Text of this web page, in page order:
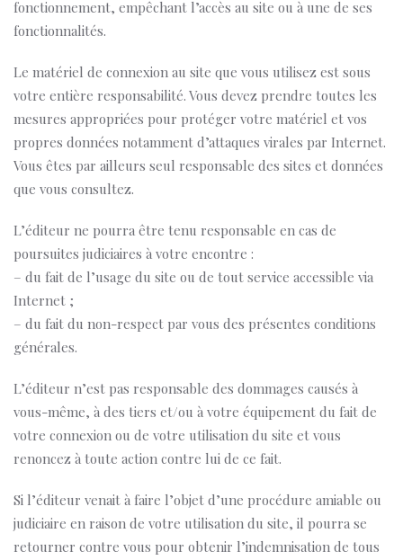
fonctionnement, empêchant l’accès au site ou à une de ses
fonctionnalités.
Le matériel de connexion au site que vous utilisez est sous
votre entière responsabilité. Vous devez prendre toutes les
mesures appropriées pour protéger votre matériel et vos
propres données notamment d’attaques virales par Internet.
Vous êtes par ailleurs seul responsable des sites et données
que vous consultez.
L’éditeur ne pourra être tenu responsable en cas de
poursuites judiciaires à votre encontre :
– du fait de l’usage du site ou de tout service accessible via
Internet ;
– du fait du non-respect par vous des présentes conditions
générales.
L’éditeur n’est pas responsable des dommages causés à
vous-même, à des tiers et/ou à votre équipement du fait de
votre connexion ou de votre utilisation du site et vous
renoncez à toute action contre lui de ce fait.
Si l’éditeur venait à faire l’objet d’une procédure amiable ou
judiciaire en raison de votre utilisation du site, il pourra se
retourner contre vous pour obtenir l’indemnisation de tous